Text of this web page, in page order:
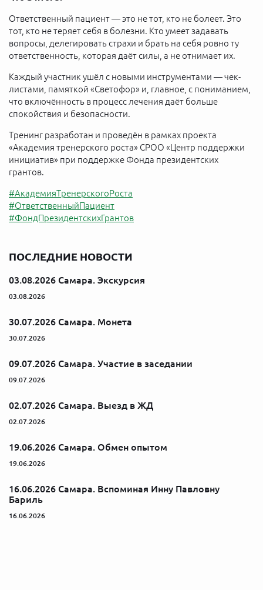
Ответственный пациент — это не тот, кто не болеет. Это
тот, кто не теряет себя в болезни. Кто умеет задавать
вопросы, делегировать страхи и брать на себя ровно ту
ответственность, которая даёт силы, а не отнимает их.
Каждый участник ушёл с новыми инструментами — чек-
листами, памяткой «Светофор» и, главное, с пониманием,
что включённость в процесс лечения даёт больше
спокойствия и безопасности.
Тренинг разработан и проведён в рамках проекта
«Академия тренерского роста» СРОО «Центр поддержки
инициатив» при поддержке Фонда президентских
грантов.
#АкадемияТренерскогоРоста
#ОтветственныйПациент
#ФондПрезидентскихГрантов
ПОСЛЕДНИЕ НОВОСТИ
03.08.2026 Самара. Экскурсия
03.08.2026
30.07.2026 Самара. Монета
30.07.2026
09.07.2026 Самара. Участие в заседании
09.07.2026
02.07.2026 Самара. Выезд в ЖД
02.07.2026
19.06.2026 Самара. Обмен опытом
19.06.2026
16.06.2026 Самара. Вспоминая Инну Павловну
Бариль
16.06.2026